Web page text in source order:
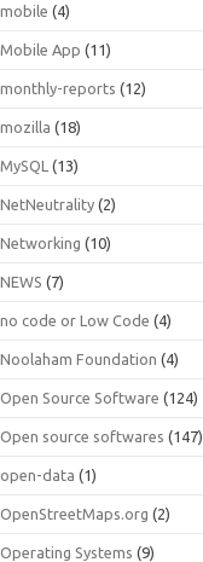
mobile (4)
Mobile App (11)
monthly-reports (12)
mozilla (18)
MySQL (13)
NetNeutrality (2)
Networking (10)
NEWS (7)
no code or Low Code (4)
Noolaham Foundation (4)
Open Source Software (124)
Open source softwares (147)
open-data (1)
OpenStreetMaps.org (2)
Operating Systems (9)